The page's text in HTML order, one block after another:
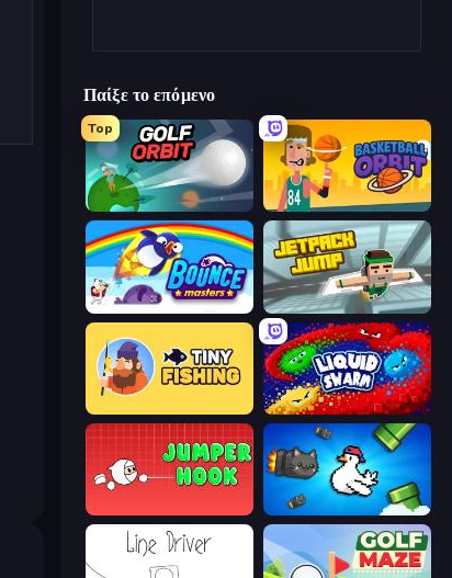
Παίξε το επόμενο
Top
Golf Orbit Basketball Orbit
Bouncemasters Jetpack Jump
Liquid Swarm
Honk